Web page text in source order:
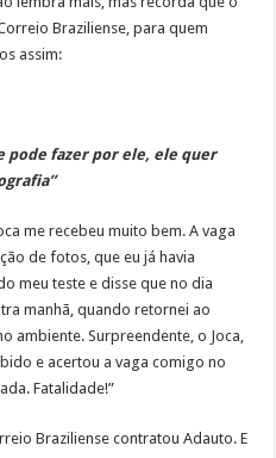
Braziliense, para quem
assim:
pode fazer por ele, ele quer
me recebeu muito bem. A vaga
de fotos, que eu já havia
meu teste e disse que no dia
manhã, quando retornei ao
ambiente. Surpreendente, o Joca,
e acertou a vaga comigo no
Fatalidade!”
Braziliense contratou Adauto. E